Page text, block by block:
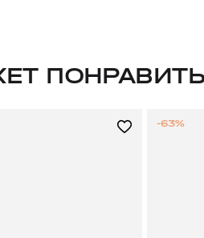
-63%